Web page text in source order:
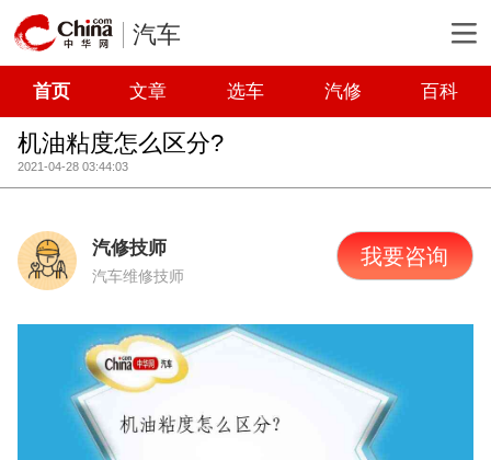
汽车
首页 文章 选车 汽修 百科
机油粘度怎么区分?
2021-04-28 03:44:03
汽修技师
汽车维修技师
我要咨询